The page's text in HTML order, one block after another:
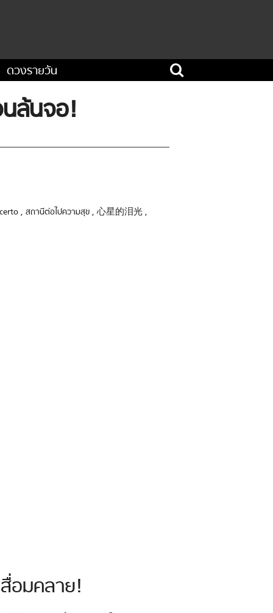
ดวงรายวัน
ล้นจอ!
อมคลาย!